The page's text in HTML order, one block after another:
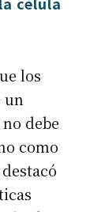
los
un
no debe
como